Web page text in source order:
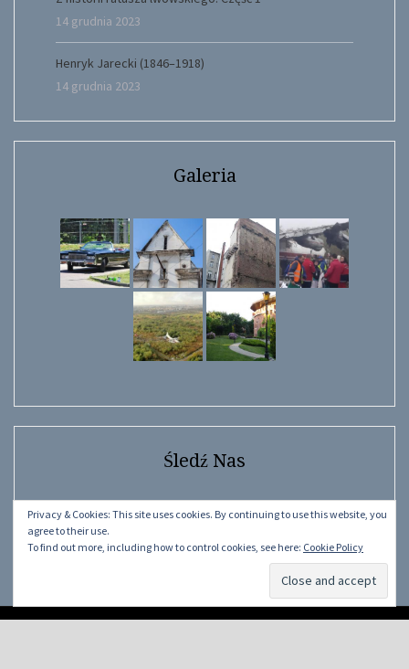
14 grudnia 2023
Henryk Jarecki (1846–1918)
14 grudnia 2023
Galeria
Śledź Nas
FacebookInstagramYouTube Facebook
Privacy & Cookies: This site uses cookies. By continuing to use this website, you
agree to their use.
To find out more, including how to control cookies, see here: Cookie Policy